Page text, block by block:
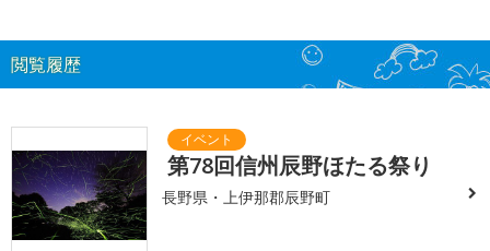
閲覧履歴
第78回信州辰野ほたる祭り
長野県・上伊那郡辰野町